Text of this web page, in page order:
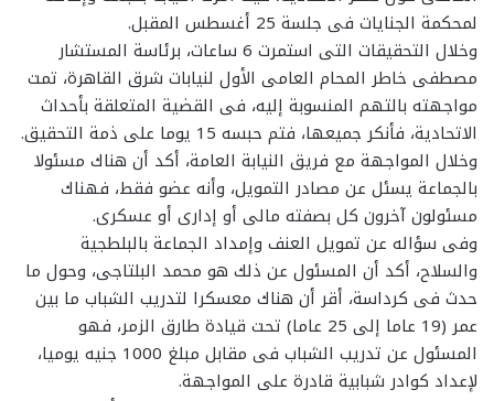
لمحكمة الجنايات فى جلسة 25 أغسطس المقبل.
وخلال التحقيقات التى استمرت 6 ساعات، برئاسة المستشار
مصطفى خاطر المحام العامى الأول لنيابات شرق القاهرة، تمت
مواجهته بالتهم المنسوبة إليه، فى القضية المتعلقة بأحداث
الاتحادية، فأنكر جميعها، فتم حبسه 15 يوما على ذمة التحقيق.
وخلال المواجهة مع فريق النيابة العامة، أكد أن هناك مسئولا
بالجماعة يسئل عن مصادر التمويل، وأنه عضو فقط، فهناك
مسئولون آخرون كل بصفته مالى أو إدارى أو عسكرى.
وفى سؤاله عن تمويل العنف وإمداد الجماعة بالبلطجية
والسلاح، أكد أن المسئول عن ذلك هو محمد البلتاجى، وحول ما
حدث فى كرداسة، أقر أن هناك معسكرا لتدريب الشباب ما بين
عمر (19 عاما إلى 25 عاما) تحت قيادة طارق الزمر، فهو
المسئول عن تدريب الشباب فى مقابل مبلغ 1000 جنيه يوميا،
لإعداد كوادر شبابية قادرة على المواجهة.